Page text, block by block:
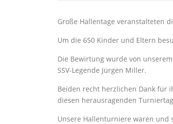
Große Hallentage veranstalteten
Um die 650 Kinder und Eltern
Die Bewirtung wurde von
SSV-Legende Jürgen Miller.
Beiden recht herzlichen Dank für
diesen herausragenden
Unsere Hallenturniere waren